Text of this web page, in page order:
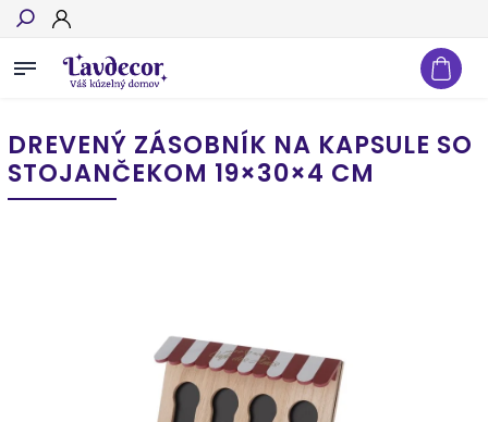
Hľadať
DREVENÝ ZÁSOBNÍK NA KAPSULE SO
STOJANČEKOM 19×30×4 CM